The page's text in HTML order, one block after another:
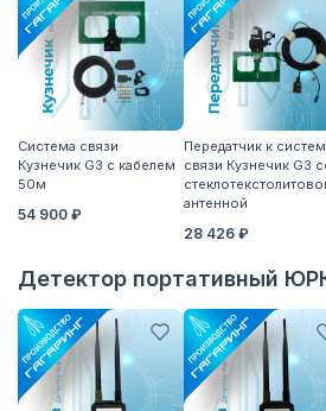
Система связи
Кузнечик G3 с кабелем
50м
54 900 ₽
Передатчик к
связи Кузнечик G3
антенной
28 426 ₽
Детектор портативный